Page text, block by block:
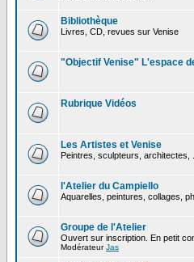
Bibliothèque
Livres, CD, revues sur Venise
"Objectif Venise" L'espace
Rubrique Vidéos
Les Artistes et Venise
Peintres, sculpteurs, architectes, ...
l'Atelier du Campiello
Aquarelles, peintures, collages,
Groupe de l'Atelier
Ouvert sur inscription. En petit
ModérateurJas